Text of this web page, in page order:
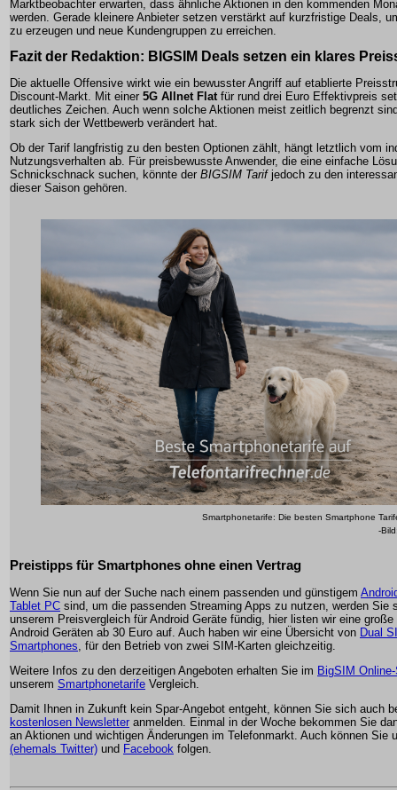
Marktbeobachter erwarten, dass ähnliche Aktionen in den kommenden
werden. Gerade kleinere Anbieter setzen verstärkt auf kurzfristige Deals,
zu erzeugen und neue Kundengruppen zu erreichen.
Fazit der Redaktion: BIGSIM Deals setzen ein klares
Die aktuelle Offensive wirkt wie ein bewusster Angriff auf etablierte
Discount-Markt. Mit einer 5G Allnet Flat für rund drei Euro Effektivpreis
deutliches Zeichen. Auch wenn solche Aktionen meist zeitlich begrenzt
stark sich der Wettbewerb verändert hat.
Ob der Tarif langfristig zu den besten Optionen zählt, hängt letztlich vom
Nutzungsverhalten ab. Für preisbewusste Anwender, die eine einfache
Schnickschnack suchen, könnte der BIGSIM Tarifjedoch zu den
dieser Saison gehören.
Smartphonetarife: Die besten Smartphone
-
Preistipps für Smartphones ohne einen Vertrag
Wenn Sie nun auf der Suche nach einem passenden und günstigem
Tablet PC sind, um die passenden Streaming Apps zu nutzen, werden Sie
unserem Preisvergleich für Android Geräte fündig, hier listen wir eine
Android Geräten ab 30 Euro auf. Auch haben wir eine Übersicht von Dual
Smartphones, für den Betrieb von zwei SIM-Karten gleichzeitig.
Weitere Infos zu den derzeitigen Angeboten erhalten Sie im BigSIM
unserem Smartphonetarife Vergleich.
Damit Ihnen in Zukunft kein Spar-Angebot entgeht, können Sie sich auch
kostenlosen Newsletter anmelden. Einmal in der Woche bekommen Sie
an Aktionen und wichtigen Änderungen im Telefonmarkt. Auch können Sie
(ehemals Twitter) und Facebook folgen.